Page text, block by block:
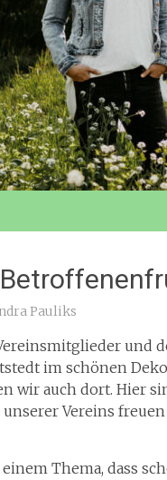
Pauliks
und
im schönen
wir auch dort. Hier
Vereins
Thema, dass